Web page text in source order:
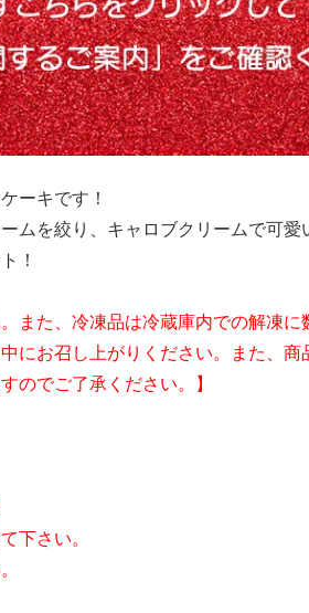
ーキです！
ムを絞り、キャロブクリームで可愛
！
また、冷凍品は冷蔵庫内での解凍
にお召し上がりください。また、商
のでご了承ください。】
下さい。